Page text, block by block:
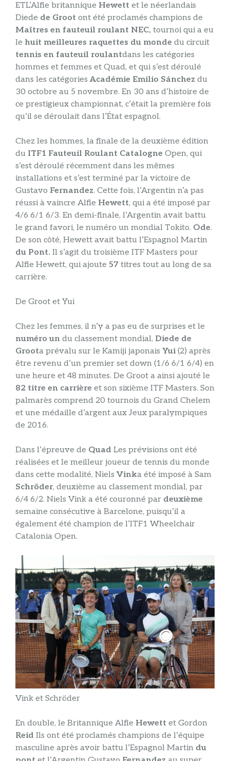
ETL’Alfie britannique Hewett et le néerlandais
Diede de Groot ont été proclamés champions de
Maîtres en fauteuil roulant NEC, tournoi qui a eu
le huit meilleures raquettes du monde du circuit
tennis en fauteuil roulantdans les catégories
hommes et femmes et Quad, et qui s’est déroulé
dans les catégories Académie Emilio Sánchez du
30 octobre au 5 novembre. En 30 ans d’histoire de
ce prestigieux championnat, c’était la première fois
qu’il se déroulait dans l’État espagnol.
Chez les hommes, la finale de la deuxième édition
du ITF1 Fauteuil Roulant Catalogne Open, qui
s’est déroulé récemment dans les mêmes
installations et s’est terminé par la victoire de
Gustavo Fernandez. Cette fois, l’Argentin n’a pas
réussi à vaincre Alfie Hewett, qui a été imposé par
4/6 6/1 6/3. En demi-finale, l’Argentin avait battu
le grand favori, le numéro un mondial Tokito. Ode.
De son côté, Hewett avait battu l’Espagnol Martin
du Pont. Il s’agit du troisième ITF Masters pour
Alfie Hewett, qui ajoute 57 titres tout au long de sa
carrière.
De Groot et Yui
Chez les femmes, il n’y a pas eu de surprises et le
numéro un du classement mondial, Diede de
Groota prévalu sur le Kamiji japonais Yui (2) après
être revenu d’un premier set down (1/6 6/1 6/4) en
une heure et 48 minutes. De Groot a ainsi ajouté le
82 titre en carrière et son sixième ITF Masters. Son
palmarès comprend 20 tournois du Grand Chelem
et une médaille d’argent aux Jeux paralympiques
de 2016.
Dans l’épreuve de Quad Les prévisions ont été
réalisées et le meilleur joueur de tennis du monde
dans cette modalité, Niels Vinka été imposé à Sam
Schröder, deuxième au classement mondial, par
6/4 6/2. Niels Vink a été couronné par deuxième
semaine consécutive à Barcelone, puisqu’il a
également été champion de l’ITF1 Wheelchair
Catalonia Open.
Vink et Schröder
En double, le Britannique Alfie Hewett et Gordon
Reid Ils ont été proclamés champions de l’équipe
masculine après avoir battu l’Espagnol Martin du